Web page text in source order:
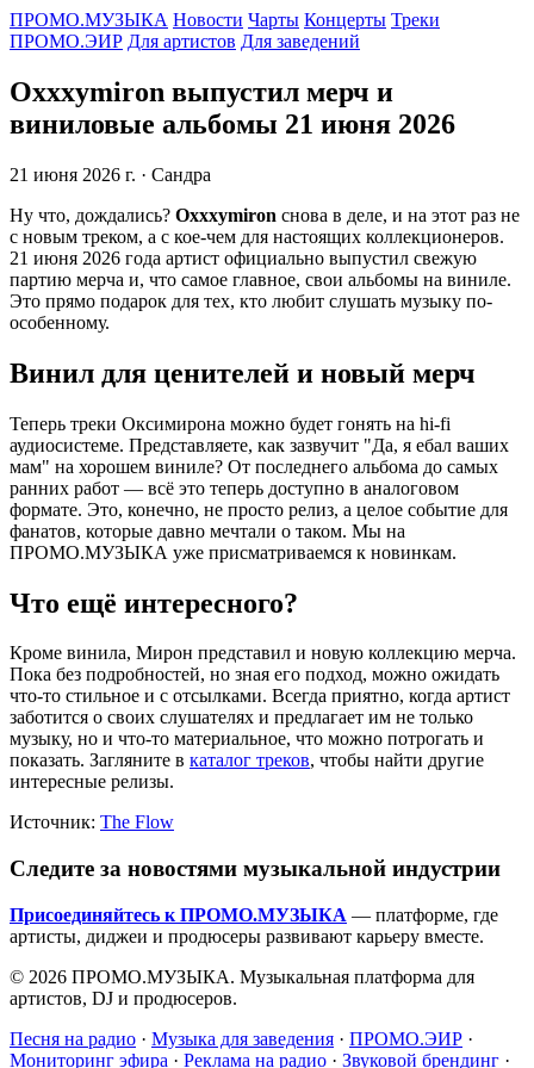
ПРОМО.МУЗЫКА Новости Чарты Концерты Треки
ПРОМО.ЭИР Для артистов Для заведений
Oxxxymiron выпустил мерч и
виниловые альбомы 21 июня 2026
21 июня 2026 г. · Сандра
Ну что, дождались? Oxxxymiron снова в деле, и на этот раз не
с новым треком, а с кое-чем для настоящих коллекционеров.
21 июня 2026 года артист официально выпустил свежую
партию мерча и, что самое главное, свои альбомы на виниле.
Это прямо подарок для тех, кто любит слушать музыку по-
особенному.
Винил для ценителей и новый мерч
Теперь треки Оксимирона можно будет гонять на hi-fi
аудиосистеме. Представляете, как зазвучит "Да, я ебал ваших
мам" на хорошем виниле? От последнего альбома до самых
ранних работ — всё это теперь доступно в аналоговом
формате. Это, конечно, не просто релиз, а целое событие для
фанатов, которые давно мечтали о таком. Мы на
ПРОМО.МУЗЫКА уже присматриваемся к новинкам.
Что ещё интересного?
Кроме винила, Мирон представил и новую коллекцию мерча.
Пока без подробностей, но зная его подход, можно ожидать
что-то стильное и с отсылками. Всегда приятно, когда артист
заботится о своих слушателях и предлагает им не только
музыку, но и что-то материальное, что можно потрогать и
показать. Загляните в каталог треков, чтобы найти другие
интересные релизы.
Источник: The Flow
Следите за новостями музыкальной индустрии
Присоединяйтесь к ПРОМО.МУЗЫКА — платформе, где
артисты, диджеи и продюсеры развивают карьеру вместе.
© 2026 ПРОМО.МУЗЫКА. Музыкальная платформа для
артистов, DJ и продюсеров.
Песня на радио · Музыка для заведения · ПРОМО.ЭИР ·
Мониторинг эфира · Реклама на радио · Звуковой брендинг ·